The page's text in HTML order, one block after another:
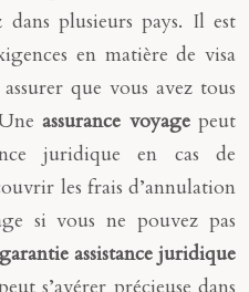
plusieurs pays. Il est
en matière de visa
que vous avez tous
assurance voyage peut
juridique en cas de
les frais d’annulation
si vous ne pouvez pas
garantie assistance juridique